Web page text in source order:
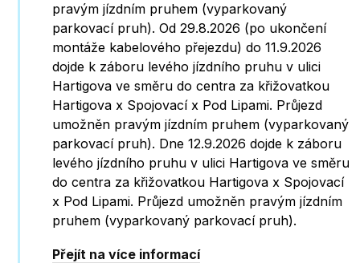
pravým jízdním pruhem (vyparkovaný
parkovací pruh). Od 29.8.2026 (po ukončení
montáže kabelového přejezdu) do 11.9.2026
dojde k záboru levého jízdního pruhu v ulici
Hartigova ve směru do centra za křižovatkou
Hartigova x Spojovací x Pod Lipami. Průjezd
umožněn pravým jízdním pruhem (vyparkovaný
parkovací pruh). Dne 12.9.2026 dojde k záboru
levého jízdního pruhu v ulici Hartigova ve směru
do centra za křižovatkou Hartigova x Spojovací
x Pod Lipami. Průjezd umožněn pravým jízdním
pruhem (vyparkovaný parkovací pruh).
Přejít na více informací